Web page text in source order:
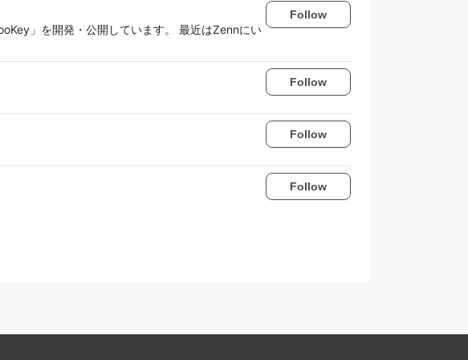
」を開発・公開しています。 最近はZennにい
Follow
Follow
Follow
Follow